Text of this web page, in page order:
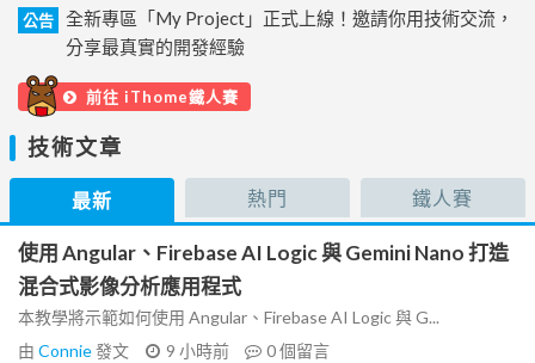
公告
全新專區「My Project」正式上線！邀請你用技術交流，
分享最真實的開發經驗
前往 iThome鐵人賽
技術文章
最新 熱門 鐵人賽
使用 Angular、Firebase AI Logic 與 Gemini Nano 打造
混合式影像分析應用程式
本教學將示範如何使用 Angular、Firebase AI Logic 與 G...
由 Connie發文 9 小時前 0個留言